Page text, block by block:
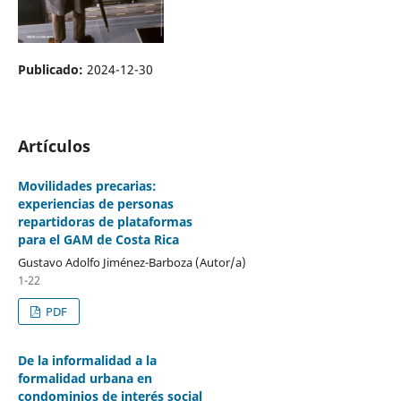
Publicado: 2024-12-30
Artículos
Movilidades precarias:
experiencias de personas
repartidoras de plataformas
para el GAM de Costa Rica
Gustavo Adolfo Jiménez-Barboza (Autor/a)
1-22
PDF
De la informalidad a la
formalidad urbana en
condominios de interés social